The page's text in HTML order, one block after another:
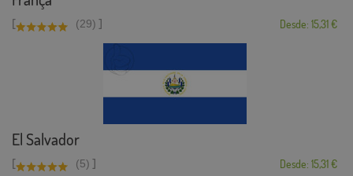
[ (29) ] Desde: 15,31 €
El Salvador
[ (5) ] Desde: 15,31 €